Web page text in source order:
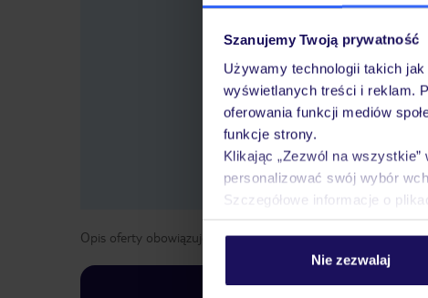
Szanujemy Twoją prywatność
Używamy technologii takich
wyświetlanych treści i reklam.
oferowania funkcji mediów
funkcje strony.
Klikając „Zezwól na
personalizować swój wybór
Szczegółowe informacje o
Nie zezwalaj
Wybierz
Opis oferty obowiązuje dla wyjazdów w terminie od 1